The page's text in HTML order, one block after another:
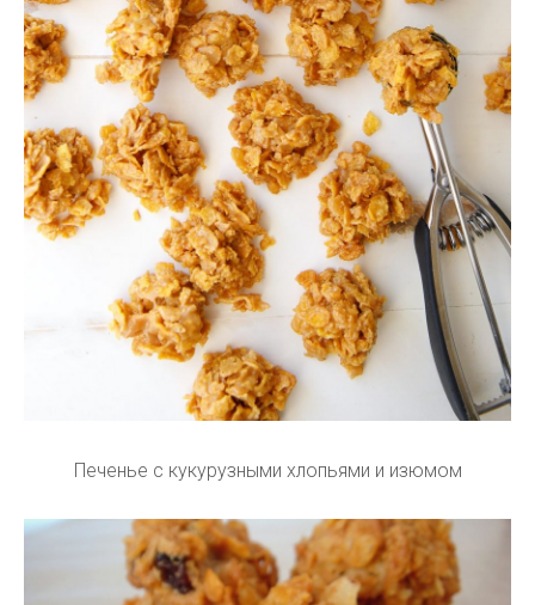
Печенье с кукурузными хлопьями и изюмом